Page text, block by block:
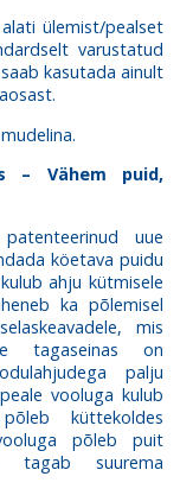
ülemist/pealset
varustatud
kasutada ainult
– Vähem puid,
uue
köetava puidu
ahju kütmisele
ka põlemisel
mis
tagaseinas on
palju
vooluga kulub
küttekoldes
põleb puit
tagab suurema